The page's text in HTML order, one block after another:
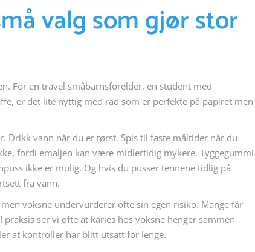
valg som gjør stor
For en travel småbarnsforelder, en student med
er det lite nyttig med råd som er perfekte på papiret men
Drikk vann når du er tørst. Spis til faste måltider når du
fordi emaljen kan være midlertidig mykere. Tyggegummi
ikke er mulig. Og hvis du pusser tennene tidlig på
fra vann.
voksne undervurderer ofte sin egen risiko. Mange får
ser vi ofte at karies hos voksne henger sammen
at kontroller har blitt utsatt for lenge.